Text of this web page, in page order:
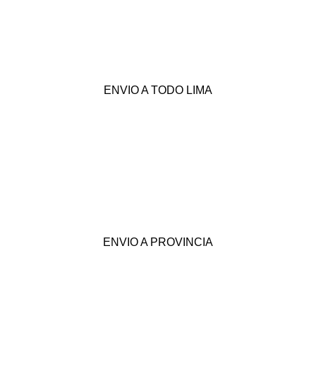
ENVIO A TODO LIMA
ENVIO A PROVINCIA